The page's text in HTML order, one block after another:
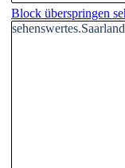
Block überspringen
sehenswertes.Saarland